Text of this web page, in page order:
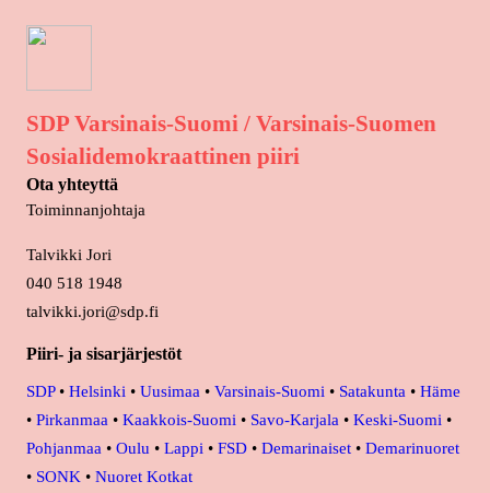
SDP Varsinais-Suomi / Varsinais-Suomen
Sosialidemokraattinen piiri
Ota yhteyttä
Toiminnanjohtaja
Talvikki Jori
040 518 1948
talvikki.jori@sdp.fi
Piiri- ja sisarjärjestöt
SDP• Helsinki • Uusimaa • Varsinais-Suomi • Satakunta • Häme
• Pirkanmaa • Kaakkois-Suomi • Savo-Karjala • Keski-Suomi •
Pohjanmaa • Oulu • Lappi • FSD • Demarinaiset • Demarinuoret
• SONK • Nuoret Kotkat